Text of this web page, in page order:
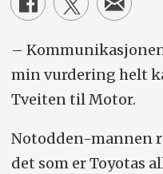
–
min vurdering helt
Tveiten til Motor.
Notodden-mannen
det som er Toyotas